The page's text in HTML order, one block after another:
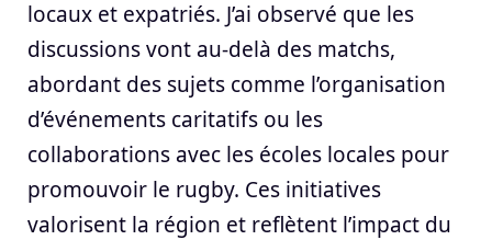
locaux et expatriés. J’ai observé que les
discussions vont au-delà des matchs,
abordant des sujets comme l’organisation
d’événements caritatifs ou les
collaborations avec les écoles locales pour
promouvoir le rugby. Ces initiatives
valorisent la région et reflètent l’impact du